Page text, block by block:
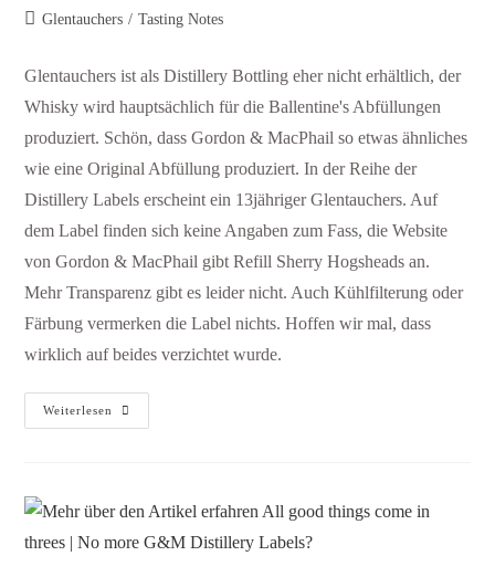
Glentauchers / Tasting Notes
Glentauchers ist als Distillery Bottling eher nicht erhältlich, der
Whisky wird hauptsächlich für die Ballentine's Abfüllungen
produziert. Schön, dass Gordon & MacPhail so etwas ähnliches
wie eine Original Abfüllung produziert. In der Reihe der
Distillery Labels erscheint ein 13jähriger Glentauchers. Auf
dem Label finden sich keine Angaben zum Fass, die Website
von Gordon & MacPhail gibt Refill Sherry Hogsheads an.
Mehr Transparenz gibt es leider nicht. Auch Kühlfilterung oder
Färbung vermerken die Label nichts. Hoffen wir mal, dass
wirklich auf beides verzichtet wurde.
Weiterlesen